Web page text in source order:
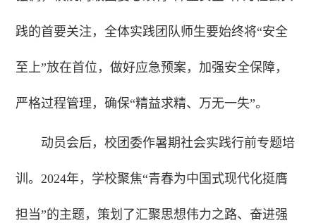
践的首要关注，全体实践团队师生要始终将“安全
至上”放在首位，做好应急预案，加强安全保障，
严格过程管理，确保“精益求精、万无一失”。
动员会后，校团委作暑期社会实践行前专题培
训。2024年，学校聚焦“青春为中国式现代化挺膺
担当”的主题，策划了汇聚思想伟力之路、奋进强